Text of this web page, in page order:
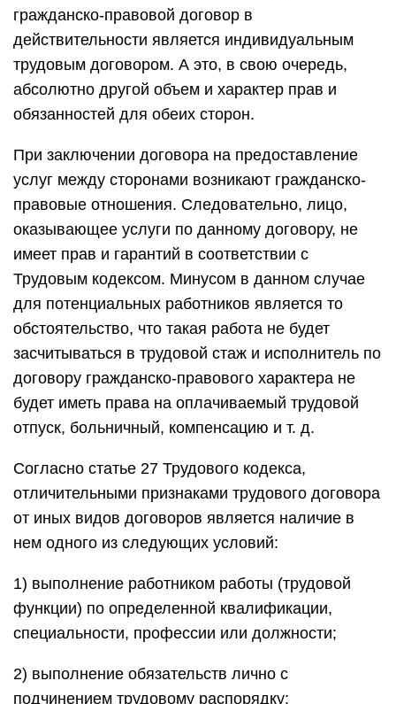
гражданско-правовой договор в
действительности является индивидуальным
трудовым договором. А это, в свою очередь,
абсолютно другой объем и характер прав и
обязанностей для обеих сторон.
При заключении договора на предоставление
услуг между сторонами возникают гражданско-
правовые отношения. Следовательно, лицо,
оказывающее услуги по данному договору, не
имеет прав и гарантий в соответствии с
Трудовым кодексом. Минусом в данном случае
для потенциальных работников является то
обстоятельство, что такая работа не будет
засчитываться в трудовой стаж и исполнитель по
договору гражданско-правового характера не
будет иметь права на оплачиваемый трудовой
отпуск, больничный, компенсацию и т. д.
Согласно статье 27 Трудового кодекса,
отличительными признаками трудового договора
от иных видов договоров является наличие в
нем одного из следующих условий:
1) выполнение работником работы (трудовой
функции) по определенной квалификации,
специальности, профессии или должности;
2) выполнение обязательств лично с
подчинением трудовому распорядку;